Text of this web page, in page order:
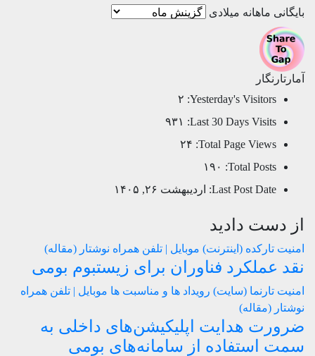
بایگانی ماهانه میلادی
آمارتارنگار
Yesterday's Visitors: ۲
Last 30 Days Visits:
۹۳۱
Total Page Views: ۲۴
Total Posts:
۱۹۰
Last Post Date:
اردیبهشت ۲۶, ۱۴۰۵
از دست دادید
امنیت تارکده (اینترنت) موبایل | تلفن همراه نوشتار (مقاله)
نقد عملکرد فناوران برای زیستبوم بومی
امنیت تارنما (سایت) رویداد ها و مناسبت ها موبایل | تلفن همراه
نوشتار (مقاله)
ضرورت هدایت اپلیکیشن‌های داخلی به
سمت استفاده از سامانه‌های بومی